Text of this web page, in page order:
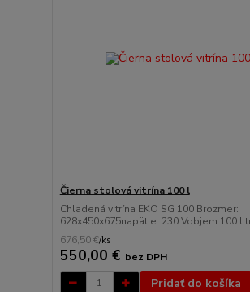
Čierna stolová vitrína 100 l
Chladená vitrína EKO SG 100 Brozmer:
628x450x675napätie: 230 Vobjem 100
676,50 €/ks
550,00 € bez DPH
Pridať do košíka